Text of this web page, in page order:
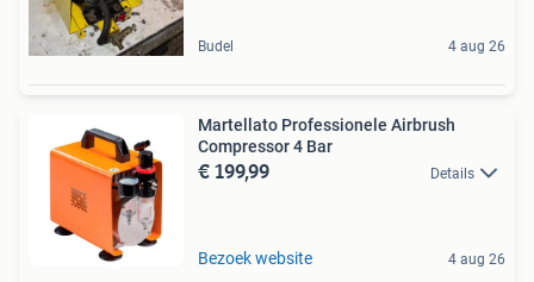
Budel 4 aug 26
Martellato Professionele Airbrush
Compressor 4 Bar
€ 199,99 Details
Bezoek website 4 aug 26